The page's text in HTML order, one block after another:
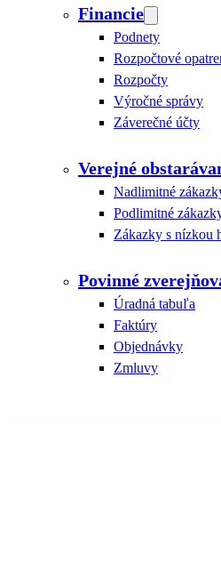
Financie
Podnety
Rozpočtové
Rozpočty
Výročné správy
Záverečné účty
Verejné
Nadlimitné
Podlimitné
Zákazky s nízkou
Povinné
Úradná tabuľa
Faktúry
Objednávky
Zmluvy